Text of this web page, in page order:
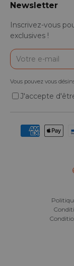
Newsletter
Inscrivez-vous
exclusives !
E-mail
Vous pouvez vous
J'accepte
Moyens de paiement